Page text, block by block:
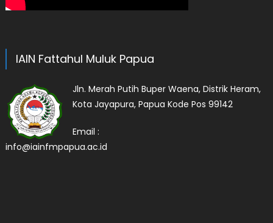
IAIN Fattahul Muluk Papua
Jln. Merah Putih Buper Waena, Distrik Heram,
Kota Jayapura, Papua Kode Pos 99142
Email :
info@iainfmpapua.ac.id